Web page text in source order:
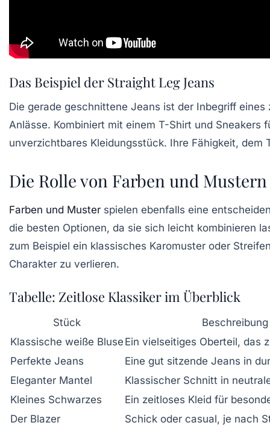
Das Beispiel der Straight Leg Jeans
Die gerade geschnittene Jeans ist der Inbegriff
Anlässe. Kombiniert mit einem T-Shirt und
unverzichtbares Kleidungsstück. Ihre Fähigkeit,
Die Rolle von Farben und Mustern
Farben und Muster spielen ebenfalls eine
die besten Optionen, da sie sich leicht kombinieren
zum Beispiel ein klassisches Karomuster oder
Charakter zu verlieren.
Tabelle: Zeitlose Klassiker im Überblick
Stück
Beschreibung
Klassische weiße Bluse Ein vielseitiges Oberteil, das
Perfekte Jeans
Eine gut sitzende Jeans in
Eleganter Mantel
Klassischer Schnitt in
Kleines Schwarzes
Ein zeitloses Kleid für
Der Blazer
Schick oder casual, je nach